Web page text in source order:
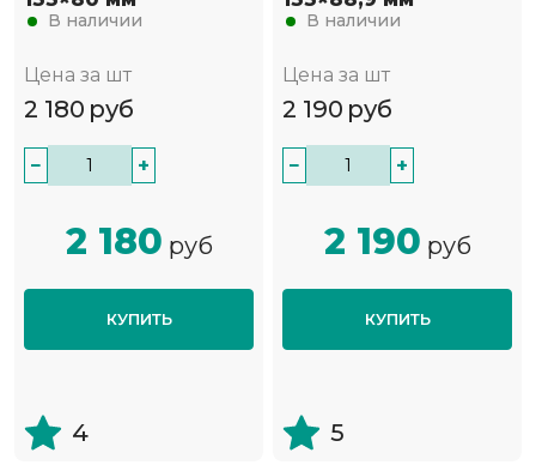
В наличии
Цена за шт
2 180 руб
− +
2 180 руб
КУПИТЬ
4
В наличии
Цена за шт
2 190 руб
− +
2 190 руб
КУПИТЬ
5